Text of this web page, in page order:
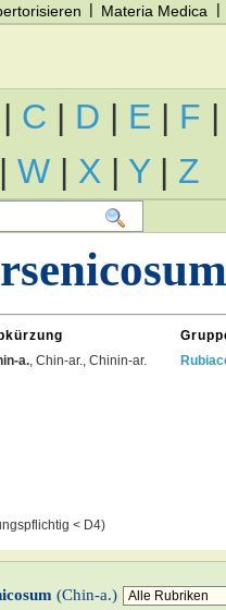
| Materia Medica |
| C | D | E | F
| W | X | Y| Z
a. , Chin-ar., Chinin-ar.
< D4)
(Chin-a.)